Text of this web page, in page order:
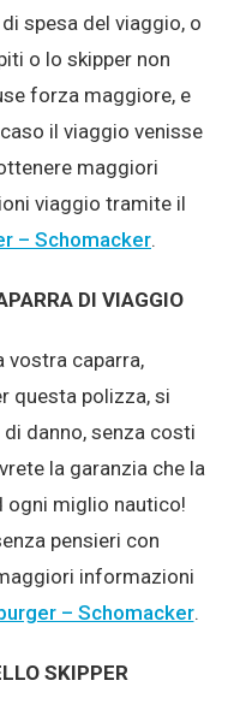
spesa del viaggio, o
o lo skipper non
forza maggiore, e
il viaggio venisse
maggiori
viaggio tramite il
– Schomacker.
DI VIAGGIO
vostra caparra,
questa polizza, si
danno, senza costi
la garanzia che la
ogni miglio nautico!
pensieri con
informazioni
– Schomacker.
SKIPPER